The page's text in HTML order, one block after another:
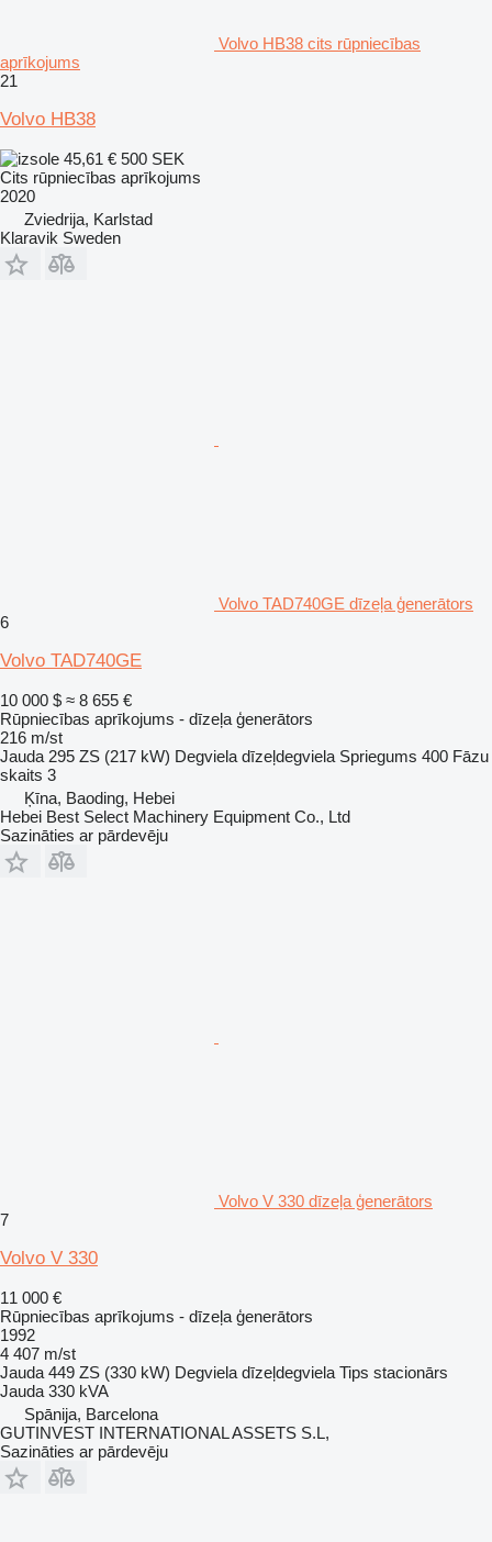
Volvo HB38 cits rūpniecības
aprīkojums
21
Volvo HB38
45,61 € 500 SEK
Cits rūpniecības aprīkojums
2020
Zviedrija, Karlstad
Klaravik Sweden
Volvo TAD740GE dīzeļa ģenerātors
6
Volvo TAD740GE
10 000 $ ≈ 8 655 €
Rūpniecības aprīkojums - dīzeļa ģenerātors
216 m/st
Jauda 295 ZS (217 kW) Degviela dīzeļdegviela Spriegums 400 Fāzu
skaits 3
Ķīna, Baoding, Hebei
Hebei Best Select Machinery Equipment Co., Ltd
Sazināties ar pārdevēju
Volvo V 330 dīzeļa ģenerātors
7
Volvo V 330
11 000 €
Rūpniecības aprīkojums - dīzeļa ģenerātors
1992
4 407 m/st
Jauda 449 ZS (330 kW) Degviela dīzeļdegviela Tips stacionārs
Jauda 330 kVA
Spānija, Barcelona
GUTINVEST INTERNATIONAL ASSETS S.L,
Sazināties ar pārdevēju